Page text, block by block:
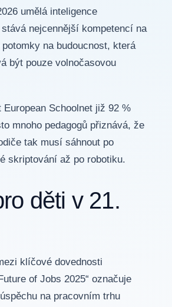
umělá inteligence
nejcennější kompetencí na
na budoucnost, která
být pouze volnočasovou
Schoolnet již 92 %
mnoho pedagogů přiznává, že
tak musí sáhnout po
skriptování až po robotiku.
děti v 21.
klíčové dovednosti
of Jobs 2025“ označuje
na pracovním trhu